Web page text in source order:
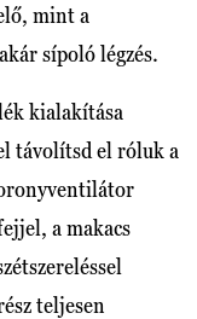
mint a
sípoló légzés.
kialakítása
távolítsd el róluk a
a makacs
teljesen